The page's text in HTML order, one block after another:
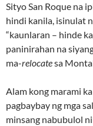
Sityo San Roque na
hindi kanila, isinulat
“kaunlaran – hinde
paninirahan na
ma-relocatesa
Alam kong marami
pagbaybay ng mga
minsang nabubulol